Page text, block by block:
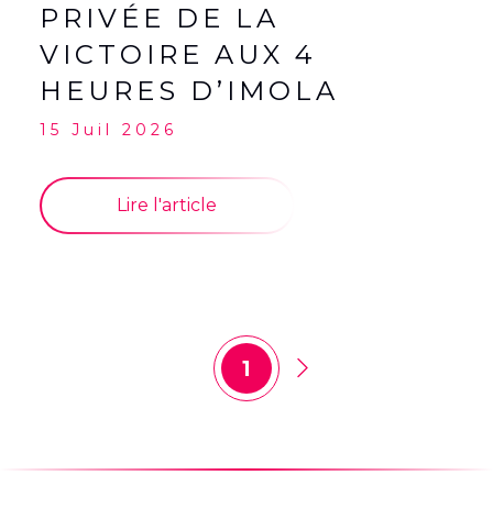
PRIVÉE DE LA
VICTOIRE AUX 4
HEURES D’IMOLA
15 Juil 2026
Lire l'article
1